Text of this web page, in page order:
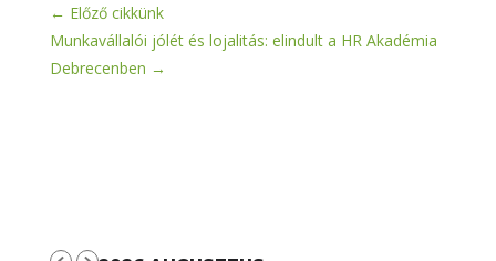
← Előző cikkünk
Munkavállalói jólét és lojalitás: elindult a HR Akadémia
Debrecenben →